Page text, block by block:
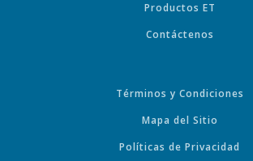
Productos ET
Contáctenos
Términos y Condiciones
Mapa del Sitio
Políticas de Privacidad